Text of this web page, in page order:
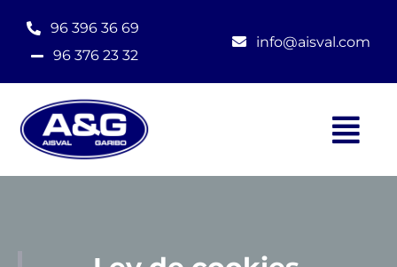
contenido
96 396 36 69
96 376 23 32
info@aisval.com
Quiénes somos